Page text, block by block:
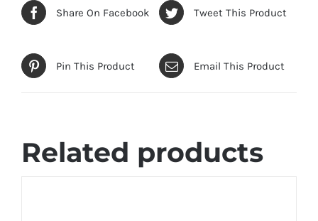
Share On Facebook Tweet This Product
Pin This Product Email This Product
Related products